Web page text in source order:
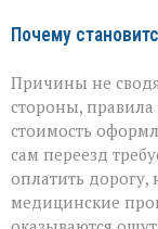
Почему
Причины не
стороны, правила
стоимость
сам переезд
оплатить дорогу,
медицинские